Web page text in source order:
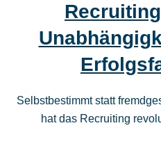
Selbstbestimmt statt
hat das Recruiting